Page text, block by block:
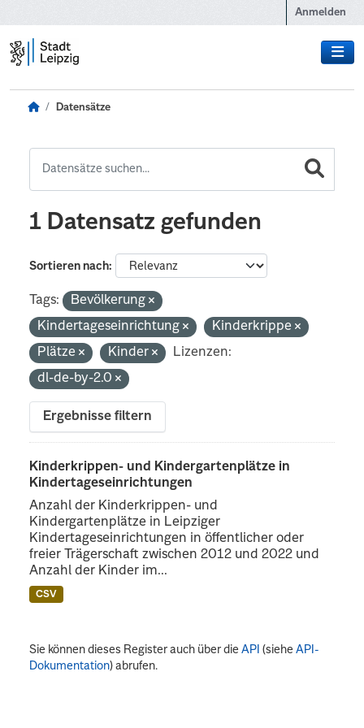
Anmelden
Datensätze
1 Datensatz gefunden
Sortieren nach
Tags:
Bevölkerung
Kindertageseinrichtung
Kinderkrippe
Plätze
Kinder
Lizenzen:
dl-de-by-2.0
Ergebnisse filtern
Kinderkrippen- und Kindergartenplätze in
Kindertageseinrichtungen
Anzahl der Kinderkrippen- und
Kindergartenplätze in Leipziger
Kindertageseinrichtungen in öffentlicher oder
freier Trägerschaft zwischen 2012 und 2022 und
Anzahl der Kinder im...
CSV
Sie können dieses Register auch über dieAPI (sieheAPI-
Dokumentation) abrufen.